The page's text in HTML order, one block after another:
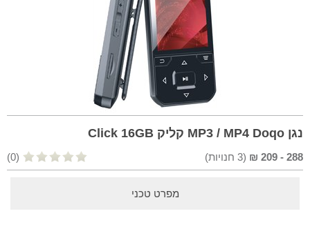
נגן MP3 / MP4 Doqo קליק Click 16GB
288
-
209
₪
(
3 חנויות) (0)
מפרט טכני